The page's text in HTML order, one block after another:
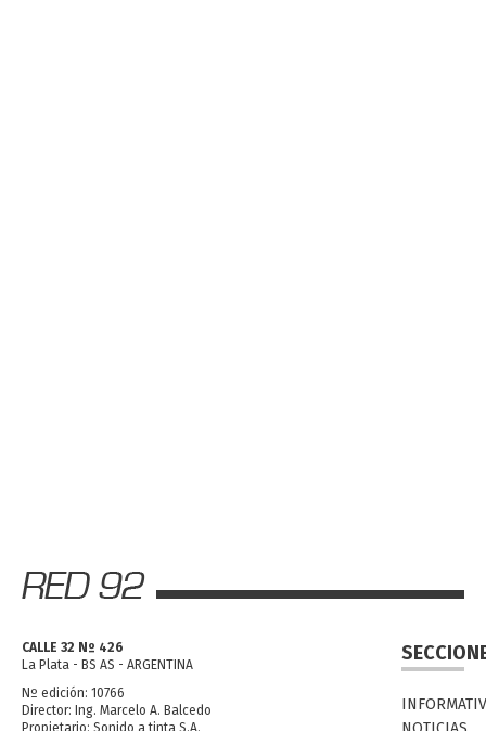
CALLE 32 Nº 426
La Plata - BS AS - ARGENTINA
Nº edición: 10766
Director: Ing. Marcelo A. Balcedo
Propietario: Sonido a tinta S.A.